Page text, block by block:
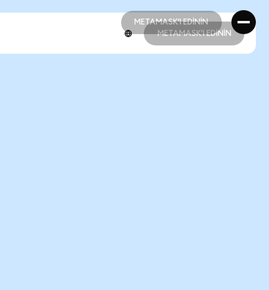
METAMASK'I EDİNİN
METAMASK'I EDİNİN
METAMASK'I EDİNİN